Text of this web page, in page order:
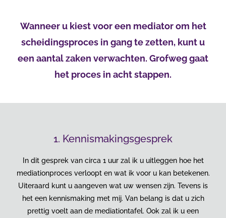
Wanneer u kiest voor een mediator om het
scheidingsproces in gang te zetten, kunt u
een aantal zaken verwachten. Grofweg gaat
het proces in acht stappen.
1. Kennismakingsgesprek
In dit gesprek van circa 1 uur zal ik u uitleggen hoe het
mediationproces verloopt en wat ik voor u kan betekenen.
Uiteraard kunt u aangeven wat uw wensen zijn. Tevens is
het een kennismaking met mij. Van belang is dat u zich
prettig voelt aan de mediationtafel. Ook zal ik u een